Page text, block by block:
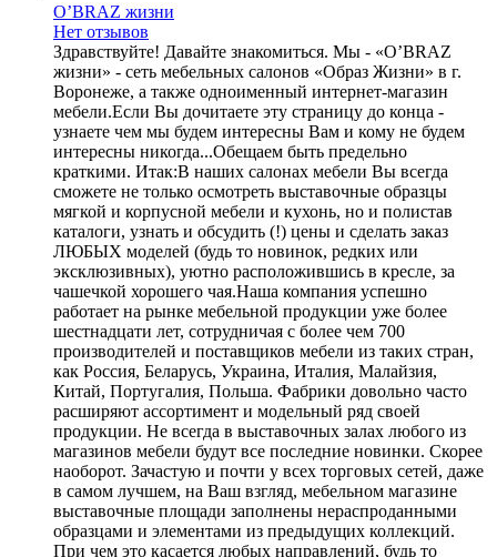
O’BRAZ жизни
Нет отзывов
Здравствуйте! Давайте знакомиться. Мы - «O’BRAZ
жизни» - сеть мебельных салонов «Образ Жизни» в г.
Воронеже, а также одноименный интернет-магазин
мебели.Если Вы дочитаете эту страницу до конца -
узнаете чем мы будем интересны Вам и кому не будем
интересны никогда...Обещаем быть предельно
краткими. Итак:В наших салонах мебели Вы всегда
сможете не только осмотреть выставочные образцы
мягкой и корпусной мебели и кухонь, но и полистав
каталоги, узнать и обсудить (!) цены и сделать заказ
ЛЮБЫХ моделей (будь то новинок, редких или
эксклюзивных), уютно расположившись в кресле, за
чашечкой хорошего чая.Наша компания успешно
работает на рынке мебельной продукции уже более
шестнадцати лет, сотрудничая с более чем 700
производителей и поставщиков мебели из таких стран,
как Россия, Беларусь, Украина, Италия, Малайзия,
Китай, Португалия, Польша. Фабрики довольно часто
расширяют ассортимент и модельный ряд своей
продукции. Не всегда в выставочных залах любого из
магазинов мебели будут все последние новинки. Скорее
наоборот. Зачастую и почти у всех торговых сетей, даже
в самом лучшем, на Ваш взгляд, мебельном магазине
выставочные площади заполнены нераспроданными
образцами и элементами из предыдущих коллекций.
При чем это касается любых направлений, будь то